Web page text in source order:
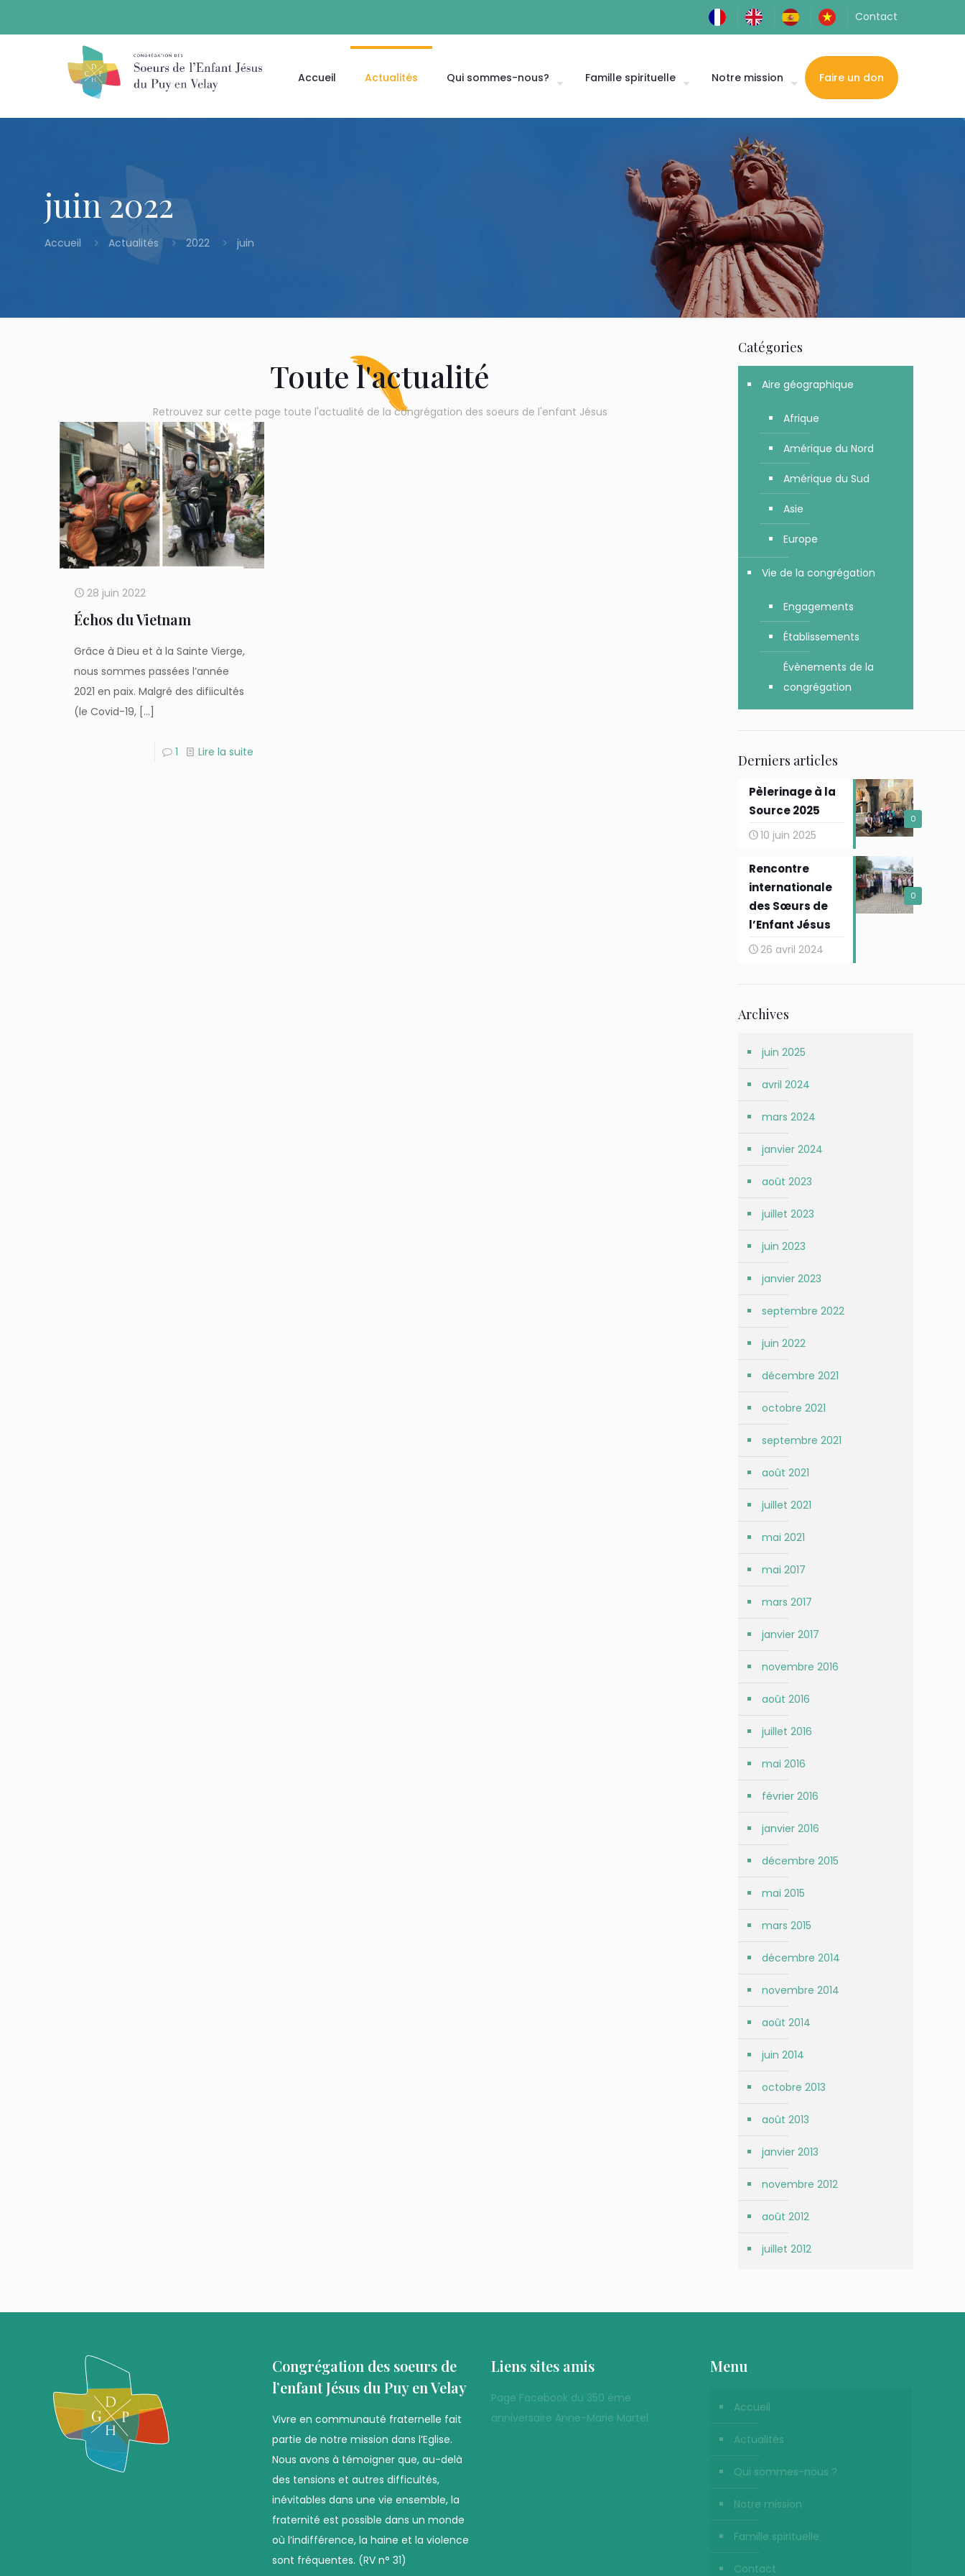
Contact
Accueil Actualités Qui sommes-nous? Famille spirituelle Notre mission Faire un don
juin 2022
Accueil Actualités 2022 juin
Toute l'actualité
Retrouvez sur cette page toute l'actualité de la congrégation des soeurs de l'enfant Jésus
28 juin 2022
Échos du Vietnam
Grâce à Dieu et à la Sainte Vierge,
nous sommes passées l’année
2021 en paix. Malgré des difiicultés
(le Covid-19, […]
1 Lire la suite
Catégories
Aire géographique
Afrique
Amérique du Nord
Amérique du Sud
Asie
Europe
Vie de la congrégation
Engagements
Établissements
Évènements de la
congrégation
Derniers articles
0
Pèlerinage à la
Source 2025
10 juin 2025
0
Rencontre
internationale
des Sœurs de
l’Enfant Jésus
26 avril 2024
Archives
juin 2025
avril 2024
mars 2024
janvier 2024
août 2023
juillet 2023
juin 2023
janvier 2023
septembre 2022
juin 2022
décembre 2021
octobre 2021
septembre 2021
août 2021
juillet 2021
mai 2021
mai 2017
mars 2017
janvier 2017
novembre 2016
août 2016
juillet 2016
mai 2016
février 2016
janvier 2016
décembre 2015
mai 2015
mars 2015
décembre 2014
novembre 2014
août 2014
juin 2014
octobre 2013
août 2013
janvier 2013
novembre 2012
août 2012
juillet 2012
Congrégation des soeurs de
l’enfant Jésus du Puy en Velay
Vivre en communauté fraternelle fait
partie de notre mission dans l’Eglise.
Nous avons à témoigner que, au-delà
des tensions et autres difficultés,
inévitables dans une vie ensemble, la
fraternité est possible dans un monde
où l’indifférence, la haine et la violence
sont fréquentes. (RV n° 31)
Liens sites amis
Page Facebook du 350 ème
anniversaire Anne-Marie Martel
Menu
Accueil
Actualités
Qui sommes-nous ?
Notre mission
Famille spirituelle
Contact